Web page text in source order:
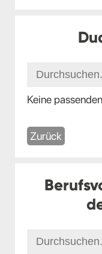
Keine
Zurück